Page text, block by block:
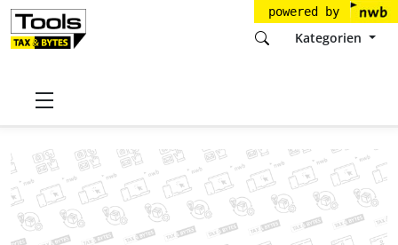
powered by
Kategorien
Startseite